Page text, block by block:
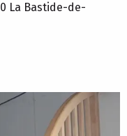
La Bastide-de-